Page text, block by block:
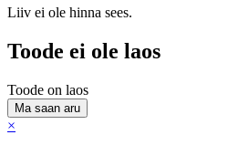
Liiv ei ole hinna sees.
Toode ei ole laos
Toode on laos
Ma saan aru
×